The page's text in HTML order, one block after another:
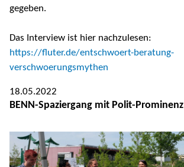
gegeben.
Das Interview ist hier nachzulesen:
https://fluter.de/entschwoert-beratung-
verschwoerungsmythen
18.05.2022
BENN-Spaziergang mit Polit-Prominenz